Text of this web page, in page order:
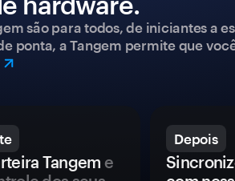
são para todos, de iniciantes a
ponta, a Tangem permite que
Tangem e
Depois